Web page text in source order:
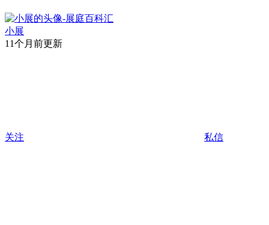
小展
11个月前更新
关注 私信